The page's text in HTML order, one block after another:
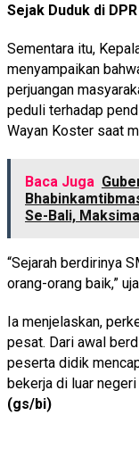
Sejak Duduk di DPR
Sementara itu,
menyampaikan
perjuangan
peduli terhadap
Wayan Koster saat
Baca Juga
Se-Bali,
“Sejarah berdirinya
orang-orang baik,”
Ia menjelaskan,
pesat. Dari awal
peserta didik
bekerja di luar
(gs/bi)